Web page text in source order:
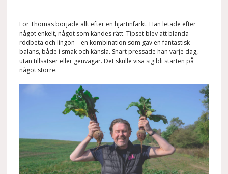
För Thomas började allt efter en hjärtinfarkt. Han letade efter
något enkelt, något som kändes rätt. Tipset blev att blanda
rödbeta och lingon – en kombination som gav en fantastisk
balans, både i smak och känsla. Snart pressade han varje dag,
utan tillsatser eller genvägar. Det skulle visa sig bli starten på
något större.